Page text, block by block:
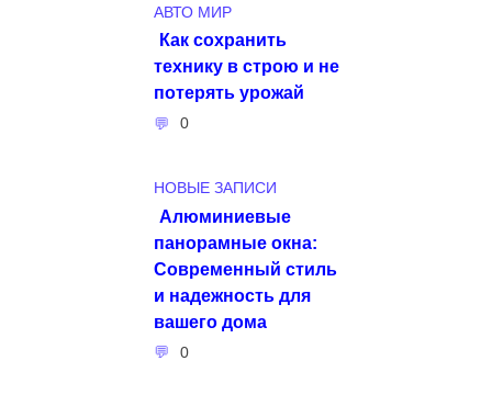
АВТО МИР
Как сохранить
технику в строю и не
потерять урожай
0
НОВЫЕ ЗАПИСИ
Алюминиевые
панорамные окна:
Современный стиль
и надежность для
вашего дома
0